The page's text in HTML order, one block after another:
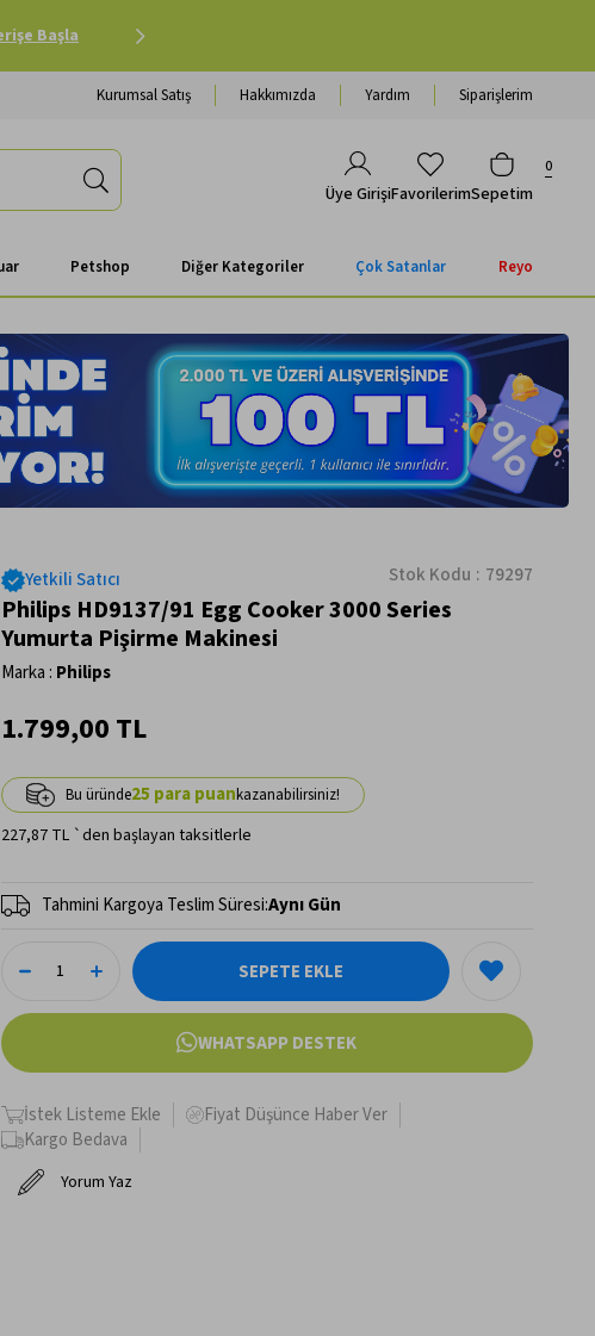
Kurumsal Satış Hakkımızda Yardım Siparişlerim
Üye GirişiFavorilerimSepetim
0
Petshop Diğer Kategoriler Çok Satanlar Reyo
Yetkili Satıcı Stok Kodu 79297
Philips HD9137/91 Egg Cooker 3000 Series
Yumurta Pişirme Makinesi
Marka : Philips
1.799,00 TL
25
227,87 TL `den başlayan taksitlerle
Tahmini Kargoya Teslim Süresi:Aynı Gün
WHATSAPP DESTEK
İstek Listeme Ekle
Fiyat Düşünce Haber Ver
Kargo Bedava
Yorum Yaz